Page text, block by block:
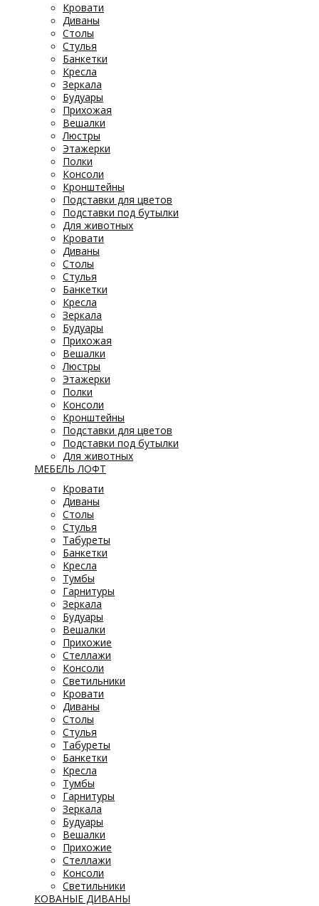
Кровати
Диваны
Столы
Стулья
Банкетки
Кресла
Зеркала
Будуары
Прихожая
Вешалки
Люстры
Этажерки
Полки
Консоли
Кронштейны
Подставки для цветов
Подставки под бутылки
Для животных
Кровати
Диваны
Столы
Стулья
Банкетки
Кресла
Зеркала
Будуары
Прихожая
Вешалки
Люстры
Этажерки
Полки
Консоли
Кронштейны
Подставки для цветов
Подставки под бутылки
Для животных
МЕБЕЛЬ ЛОФТ
Кровати
Диваны
Столы
Стулья
Табуреты
Банкетки
Кресла
Тумбы
Гарнитуры
Зеркала
Будуары
Вешалки
Прихожие
Стеллажи
Консоли
Светильники
Кровати
Диваны
Столы
Стулья
Табуреты
Банкетки
Кресла
Тумбы
Гарнитуры
Зеркала
Будуары
Вешалки
Прихожие
Стеллажи
Консоли
Светильники
КОВАНЫЕ ДИВАНЫ